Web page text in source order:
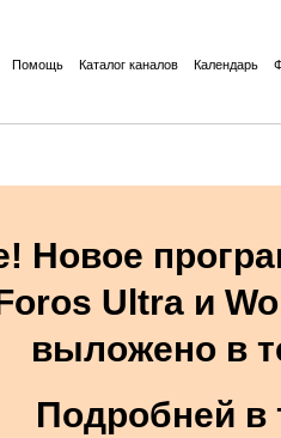
Помощь Каталог каналов Календарь
Новое
Ultra и
выложено в
Подробней